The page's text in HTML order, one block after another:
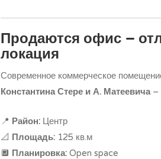
Продаются офис –
локация
Современное коммерческое
Константина Стере и А. Матеевича–
📍 Район: Центр
📐 Площадь: 125 кв.м
🔲 Планировка: Open space